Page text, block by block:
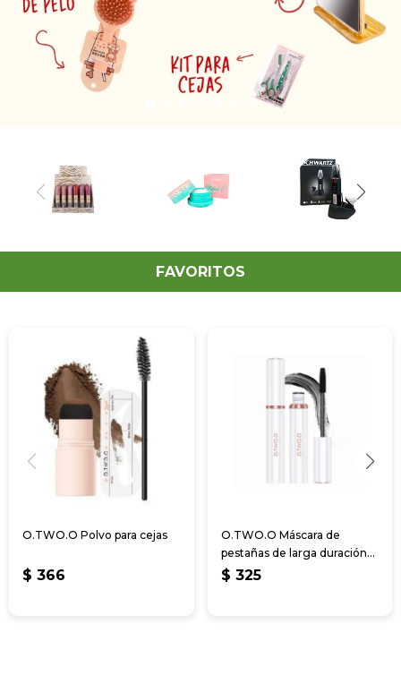
FAVORITOS
O.TWO.O Polvo para cejas
$ 366
O.TWO.O Máscara de
pestañas de larga duración
resistente al
$ 325